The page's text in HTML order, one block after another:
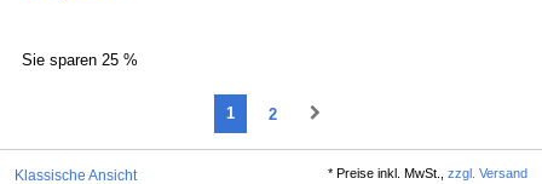
Sie sparen 25 %
1 2
Klassische Ansicht *Preise inkl. MwSt.,zzgl. Versand